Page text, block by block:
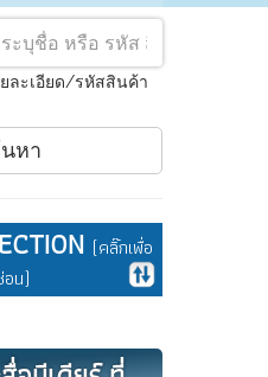
ละเอียด/รหัสสินค้า
หา
(คลิ๊กเพื่อ
น)